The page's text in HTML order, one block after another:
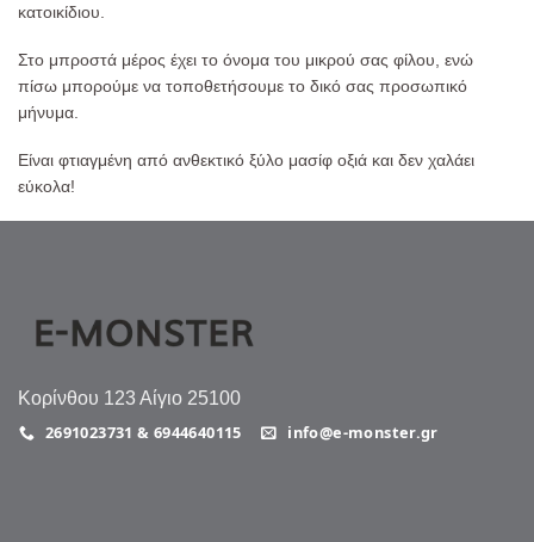
κατοικίδιου.
Στο μπροστά μέρος έχει το όνομα του μικρού σας φίλου, ενώ
πίσω μπορούμε να τοποθετήσουμε το δικό σας προσωπικό
μήνυμα.
Είναι φτιαγμένη από ανθεκτικό ξύλο μασίφ οξιά και δεν χαλάει
εύκολα!
Κορίνθου 123 Αίγιο 25100
2691023731 & 6944640115 info@e-monster.gr